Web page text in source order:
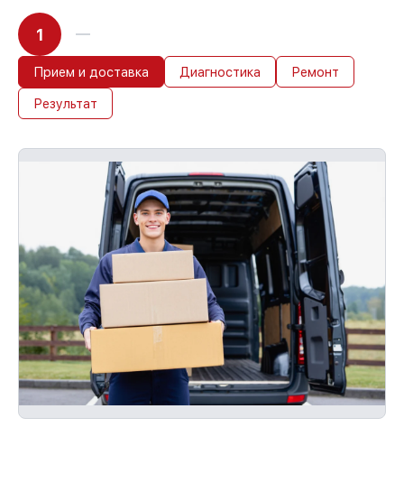
1
Прием и доставка Диагностика Ремонт
Результат